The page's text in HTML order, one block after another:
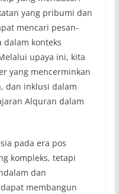
yang pribumi dan
mencari pesan-
dalam konteks
upaya ini, kita
yang mencerminkan
dan inklusi dalam
Alquran dalam
pada era pos
kompleks, tetapi
dan
membangun